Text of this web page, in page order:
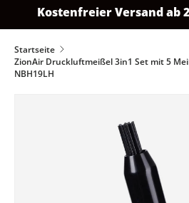
Kostenfreier Versand ab
Startseite
ZionAir Druckluftmeißel 3in1 Set mit 5
NBH19LH
Zu Produktinformationen